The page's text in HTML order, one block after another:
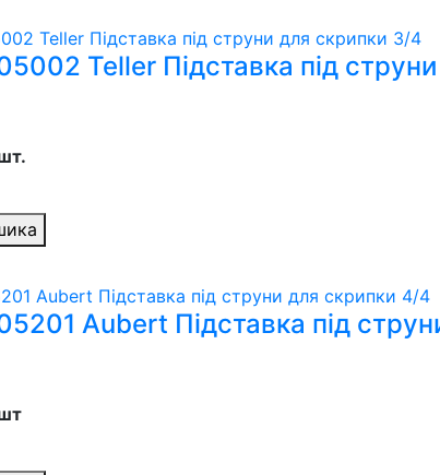
Teller Підставка під
Aubert Підставка під